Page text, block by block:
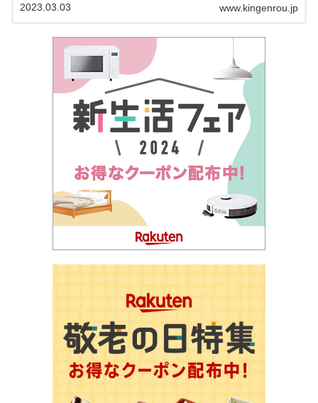
www.kingenrou.jp
2023.03.03